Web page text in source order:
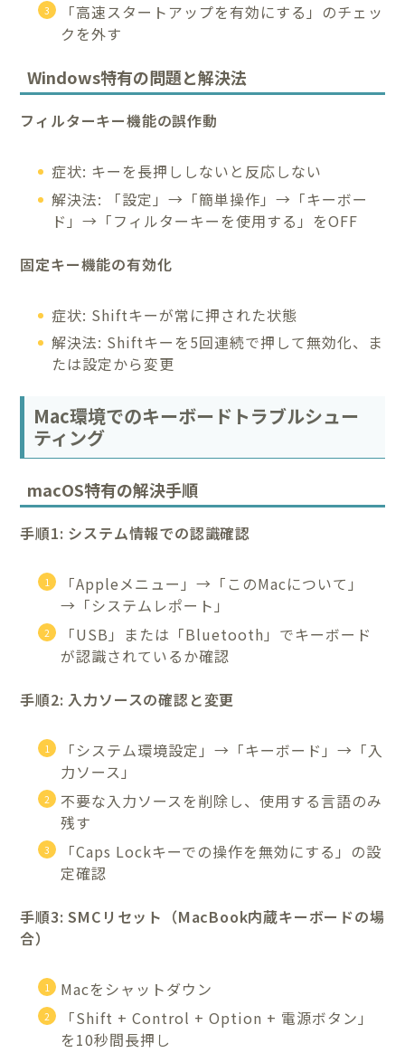
「高速スタートアップを有効にする」のチェッ
クを外す
Windows特有の問題と解決法
フィルターキー機能の誤作動
症状: キーを長押ししないと反応しない
解決法: 「設定」→「簡単操作」→「キーボー
ド」→「フィルターキーを使用する」をOFF
固定キー機能の有効化
症状: Shiftキーが常に押された状態
解決法: Shiftキーを5回連続で押して無効化、ま
たは設定から変更
Mac環境でのキーボードトラブルシュー
ティング
macOS特有の解決手順
手順1: システム情報での認識確認
「Appleメニュー」→「このMacについて」
→「システムレポート」
「USB」または「Bluetooth」でキーボード
が認識されているか確認
手順2: 入力ソースの確認と変更
「システム環境設定」→「キーボード」→「入
力ソース」
不要な入力ソースを削除し、使用する言語のみ
残す
「Caps Lockキーでの操作を無効にする」の設
定確認
手順3: SMCリセット（MacBook内蔵キーボードの場
合）
Macをシャットダウン
「Shift + Control + Option + 電源ボタン」
を10秒間長押し